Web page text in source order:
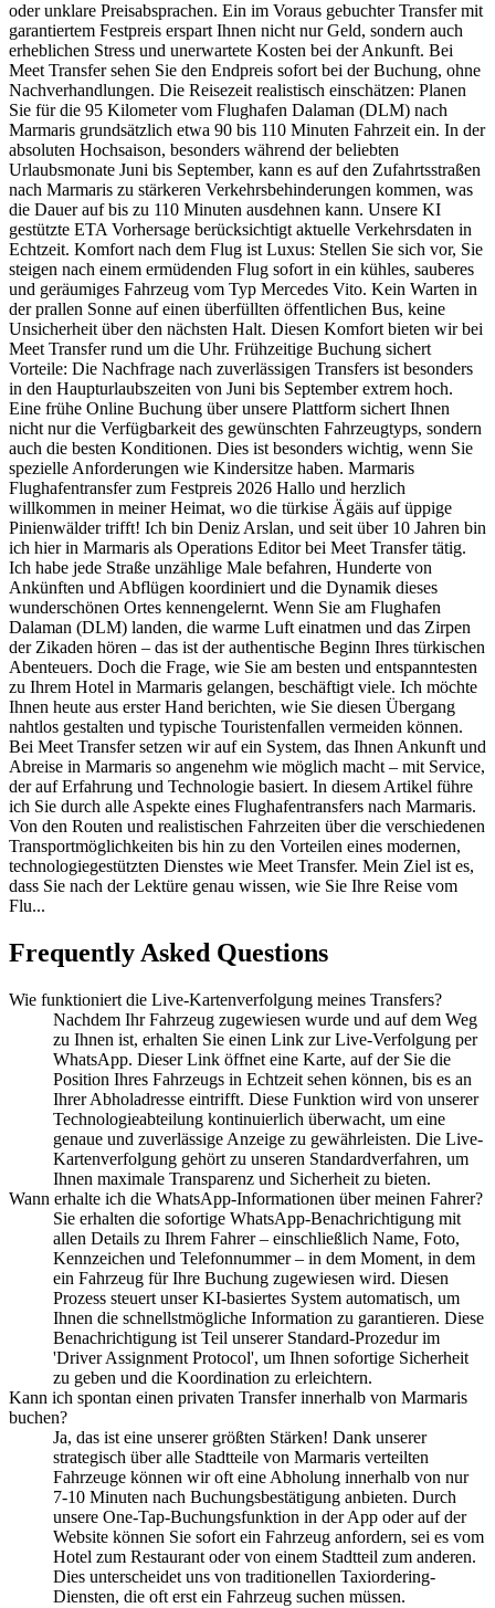
oder unklare Preisabsprachen. Ein im Voraus gebuchter Transfer mit
garantiertem Festpreis erspart Ihnen nicht nur Geld, sondern auch
erheblichen Stress und unerwartete Kosten bei der Ankunft. Bei
Meet Transfer sehen Sie den Endpreis sofort bei der Buchung, ohne
Nachverhandlungen. Die Reisezeit realistisch einschätzen: Planen
Sie für die 95 Kilometer vom Flughafen Dalaman (DLM) nach
Marmaris grundsätzlich etwa 90 bis 110 Minuten Fahrzeit ein. In der
absoluten Hochsaison, besonders während der beliebten
Urlaubsmonate Juni bis September, kann es auf den Zufahrtsstraßen
nach Marmaris zu stärkeren Verkehrsbehinderungen kommen, was
die Dauer auf bis zu 110 Minuten ausdehnen kann. Unsere KI
gestützte ETA Vorhersage berücksichtigt aktuelle Verkehrsdaten in
Echtzeit. Komfort nach dem Flug ist Luxus: Stellen Sie sich vor, Sie
steigen nach einem ermüdenden Flug sofort in ein kühles, sauberes
und geräumiges Fahrzeug vom Typ Mercedes Vito. Kein Warten in
der prallen Sonne auf einen überfüllten öffentlichen Bus, keine
Unsicherheit über den nächsten Halt. Diesen Komfort bieten wir bei
Meet Transfer rund um die Uhr. Frühzeitige Buchung sichert
Vorteile: Die Nachfrage nach zuverlässigen Transfers ist besonders
in den Haupturlaubszeiten von Juni bis September extrem hoch.
Eine frühe Online Buchung über unsere Plattform sichert Ihnen
nicht nur die Verfügbarkeit des gewünschten Fahrzeugtyps, sondern
auch die besten Konditionen. Dies ist besonders wichtig, wenn Sie
spezielle Anforderungen wie Kindersitze haben. Marmaris
Flughafentransfer zum Festpreis 2026 Hallo und herzlich
willkommen in meiner Heimat, wo die türkise Ägäis auf üppige
Pinienwälder trifft! Ich bin Deniz Arslan, und seit über 10 Jahren bin
ich hier in Marmaris als Operations Editor bei Meet Transfer tätig.
Ich habe jede Straße unzählige Male befahren, Hunderte von
Ankünften und Abflügen koordiniert und die Dynamik dieses
wunderschönen Ortes kennengelernt. Wenn Sie am Flughafen
Dalaman (DLM) landen, die warme Luft einatmen und das Zirpen
der Zikaden hören – das ist der authentische Beginn Ihres türkischen
Abenteuers. Doch die Frage, wie Sie am besten und entspanntesten
zu Ihrem Hotel in Marmaris gelangen, beschäftigt viele. Ich möchte
Ihnen heute aus erster Hand berichten, wie Sie diesen Übergang
nahtlos gestalten und typische Touristenfallen vermeiden können.
Bei Meet Transfer setzen wir auf ein System, das Ihnen Ankunft und
Abreise in Marmaris so angenehm wie möglich macht – mit Service,
der auf Erfahrung und Technologie basiert. In diesem Artikel führe
ich Sie durch alle Aspekte eines Flughafentransfers nach Marmaris.
Von den Routen und realistischen Fahrzeiten über die verschiedenen
Transportmöglichkeiten bis hin zu den Vorteilen eines modernen,
technologiegestützten Dienstes wie Meet Transfer. Mein Ziel ist es,
dass Sie nach der Lektüre genau wissen, wie Sie Ihre Reise vom
Flu...
Frequently Asked Questions
Wie funktioniert die Live-Kartenverfolgung meines Transfers?
Nachdem Ihr Fahrzeug zugewiesen wurde und auf dem Weg
zu Ihnen ist, erhalten Sie einen Link zur Live-Verfolgung per
WhatsApp. Dieser Link öffnet eine Karte, auf der Sie die
Position Ihres Fahrzeugs in Echtzeit sehen können, bis es an
Ihrer Abholadresse eintrifft. Diese Funktion wird von unserer
Technologieabteilung kontinuierlich überwacht, um eine
genaue und zuverlässige Anzeige zu gewährleisten. Die Live-
Kartenverfolgung gehört zu unseren Standardverfahren, um
Ihnen maximale Transparenz und Sicherheit zu bieten.
Wann erhalte ich die WhatsApp-Informationen über meinen Fahrer?
Sie erhalten die sofortige WhatsApp-Benachrichtigung mit
allen Details zu Ihrem Fahrer – einschließlich Name, Foto,
Kennzeichen und Telefonnummer – in dem Moment, in dem
ein Fahrzeug für Ihre Buchung zugewiesen wird. Diesen
Prozess steuert unser KI-basiertes System automatisch, um
Ihnen die schnellstmögliche Information zu garantieren. Diese
Benachrichtigung ist Teil unserer Standard-Prozedur im
'Driver Assignment Protocol', um Ihnen sofortige Sicherheit
zu geben und die Koordination zu erleichtern.
Kann ich spontan einen privaten Transfer innerhalb von Marmaris
buchen?
Ja, das ist eine unserer größten Stärken! Dank unserer
strategisch über alle Stadtteile von Marmaris verteilten
Fahrzeuge können wir oft eine Abholung innerhalb von nur
7-10 Minuten nach Buchungsbestätigung anbieten. Durch
unsere One-Tap-Buchungsfunktion in der App oder auf der
Website können Sie sofort ein Fahrzeug anfordern, sei es vom
Hotel zum Restaurant oder von einem Stadtteil zum anderen.
Dies unterscheidet uns von traditionellen Taxiordering-
Diensten, die oft erst ein Fahrzeug suchen müssen.